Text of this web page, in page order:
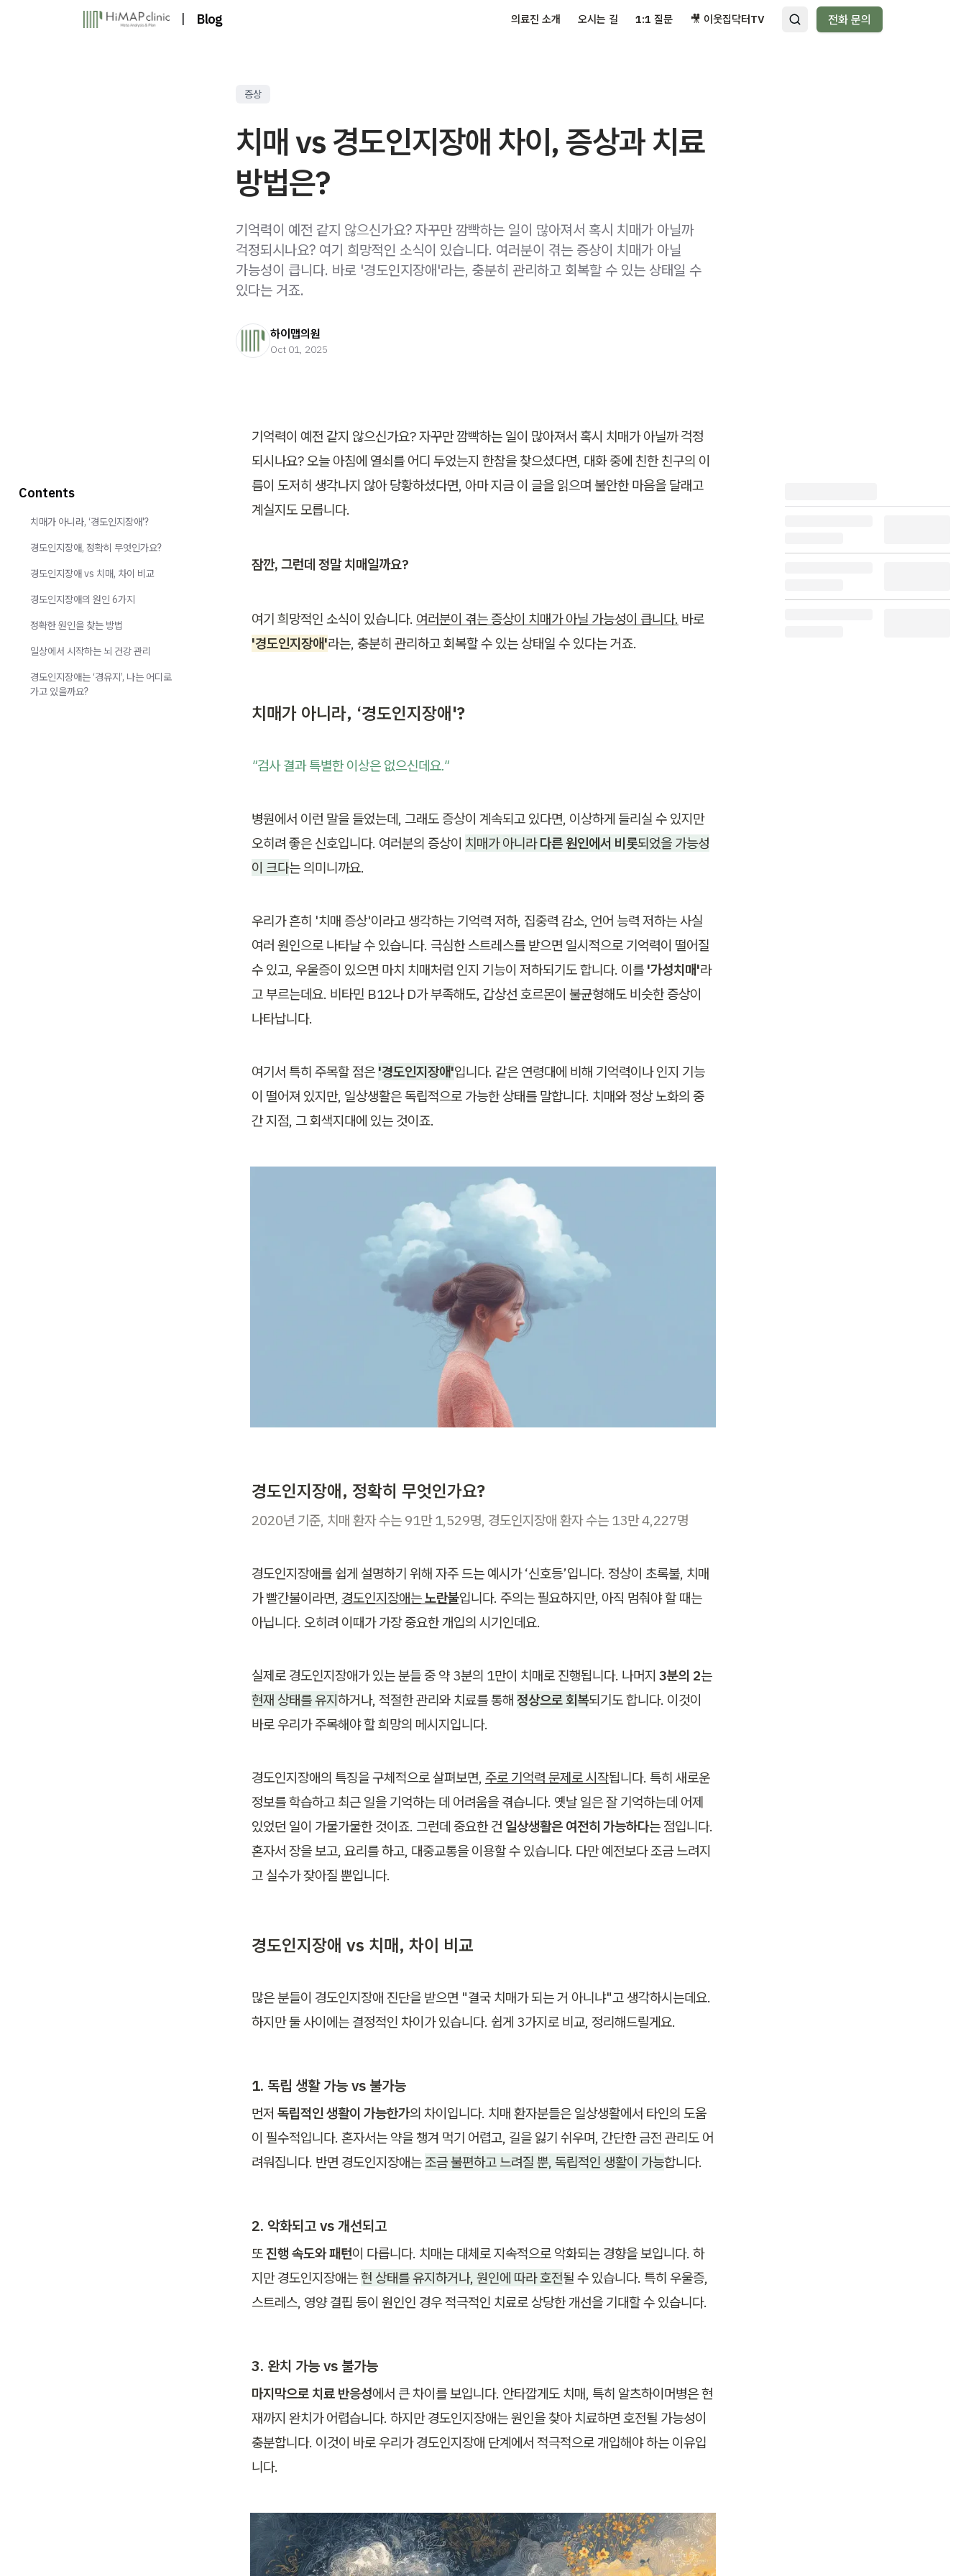
| Blog 의료진 소개 오시는 길 1:1 질문 🎥 이웃집닥터TV 전화 문의
증상
치매 vs 경도인지장애 차이, 증상과 치료
방법은?
기억력이 예전 같지 않으신가요? 자꾸만 깜빡하는 일이 많아져서 혹시 치매가 아닐까
걱정되시나요? 여기 희망적인 소식이 있습니다. 여러분이 겪는 증상이 치매가 아닐
가능성이 큽니다. 바로 '경도인지장애'라는, 충분히 관리하고 회복할 수 있는 상태일 수
있다는 거죠.
하이맵의원
Oct 01, 2025
기억력이 예전 같지 않으신가요? 자꾸만 깜빡하는 일이 많아져서 혹시 치매가 아닐까 걱정
되시나요? 오늘 아침에 열쇠를 어디 두었는지 한참을 찾으셨다면, 대화 중에 친한 친구의 이
름이 도저히 생각나지 않아 당황하셨다면, 아마 지금 이 글을 읽으며 불안한 마음을 달래고
계실지도 모릅니다.
잠깐, 그런데 정말 치매일까요?
여기 희망적인 소식이 있습니다. 여러분이 겪는 증상이 치매가 아닐 가능성이 큽니다.
'경도인지장애'라는, 충분히 관리하고 회복할 수 있는 상태일 수 있다는 거죠.
치매가 아니라, ‘경도인지장애'?
"검사 결과 특별한 이상은 없으신데요."
병원에서 이런 말을 들었는데, 그래도 증상이 계속되고 있다면, 이상하게 들리실 수 있지만
오히려 좋은 신호입니다. 여러분의 증상이 치매가 아니라 다른 원인에서 비롯되었을 가능성
이 크다는 의미니까요.
우리가 흔히 '치매 증상'이라고 생각하는 기억력 저하, 집중력 감소, 언어 능력 저하는 사실
여러 원인으로 나타날 수 있습니다. 극심한 스트레스를 받으면 일시적으로 기억력이 떨어질
수 있고, 우울증이 있으면 마치 치매처럼 인지 기능이 저하되기도 합니다. 이를 '가성치매'라
고 부르는데요. 비타민 B12나 D가 부족해도, 갑상선 호르몬이 불균형해도 비슷한 증상이
나타납니다.
여기서 특히 주목할 점은 '경도인지장애'입니다. 같은 연령대에 비해 기억력이나 인지 기능
이 떨어져 있지만, 일상생활은 독립적으로 가능한 상태를 말합니다. 치매와 정상 노화의 중
간 지점, 그 회색지대에 있는 것이죠.
경도인지장애, 정확히 무엇인가요?
2020년 기준, 치매 환자 수는 91만 1,529명, 경도인지장애 환자 수는 13만 4,227명
경도인지장애를 쉽게 설명하기 위해 자주 드는 예시가 ‘신호등’입니다. 정상이 초록불, 치매
가 빨간불이라면, 경도인지장애는 노란불입니다. 주의는 필요하지만, 아직 멈춰야 할 때는
아닙니다. 오히려 이때가 가장 중요한 개입의 시기인데요.
실제로 경도인지장애가 있는 분들 중 약 3분의 1만이 치매로 진행됩니다. 나머지 3분의 2
현재 상태를 유지하거나, 적절한 관리와 치료를 통해 정상으로 회복되기도 합니다. 이것이
바로 우리가 주목해야 할 희망의 메시지입니다.
경도인지장애의 특징을 구체적으로 살펴보면, 주로 기억력 문제로 시작됩니다. 특히 새로운
정보를 학습하고 최근 일을 기억하는 데 어려움을 겪습니다. 옛날 일은 잘 기억하는데 어제
있었던 일이 가물가물한 것이죠. 그런데 중요한 건 일상생활은 여전히 가능하다는 점입니다.
혼자서 장을 보고, 요리를 하고, 대중교통을 이용할 수 있습니다. 다만 예전보다 조금 느려지
고 실수가 잦아질 뿐입니다.
경도인지장애 vs 치매, 차이 비교
많은 분들이 경도인지장애 진단을 받으면 "결국 치매가 되는 거 아니냐"고 생각하시는데요.
하지만 둘 사이에는 결정적인 차이가 있습니다. 쉽게 3가지로 비교, 정리해드릴게요.
1. 독립 생활 가능 vs 불가능
먼저 독립적인 생활이 가능한가의 차이입니다. 치매 환자분들은 일상생활에서 타인의 도움
이 필수적입니다. 혼자서는 약을 챙겨 먹기 어렵고, 길을 잃기 쉬우며, 간단한 금전 관리도 어
려워집니다. 반면 경도인지장애는 조금 불편하고 느려질 뿐, 독립적인 생활이 가능합니다.
2. 악화되고 vs 개선되고
또 진행 속도와 패턴이 다릅니다. 치매는 대체로 지속적으로 악화되는 경향을 보입니다. 하
지만 경도인지장애는 현 상태를 유지하거나, 원인에 따라 호전될 수 있습니다. 특히 우울증,
스트레스, 영양 결핍 등이 원인인 경우 적극적인 치료로 상당한 개선을 기대할 수 있습니다.
3. 완치 가능 vs 불가능
마지막으로 치료 반응성에서 큰 차이를 보입니다. 안타깝게도 치매, 특히 알츠하이머병은 현
재까지 완치가 어렵습니다. 하지만 경도인지장애는 원인을 찾아 치료하면 호전될 가능성이
충분합니다. 이것이 바로 우리가 경도인지장애 단계에서 적극적으로 개입해야 하는 이유입
니다.
Contents
치매가 아니라, ‘경도인지장애'?
경도인지장애, 정확히 무엇인가요?
경도인지장애 vs 치매, 차이 비교
경도인지장애의 원인 6가지
정확한 원인을 찾는 방법
일상에서 시작하는 뇌 건강 관리
경도인지장애는 ‘경유지’, 나는 어디로
가고 있을까요?